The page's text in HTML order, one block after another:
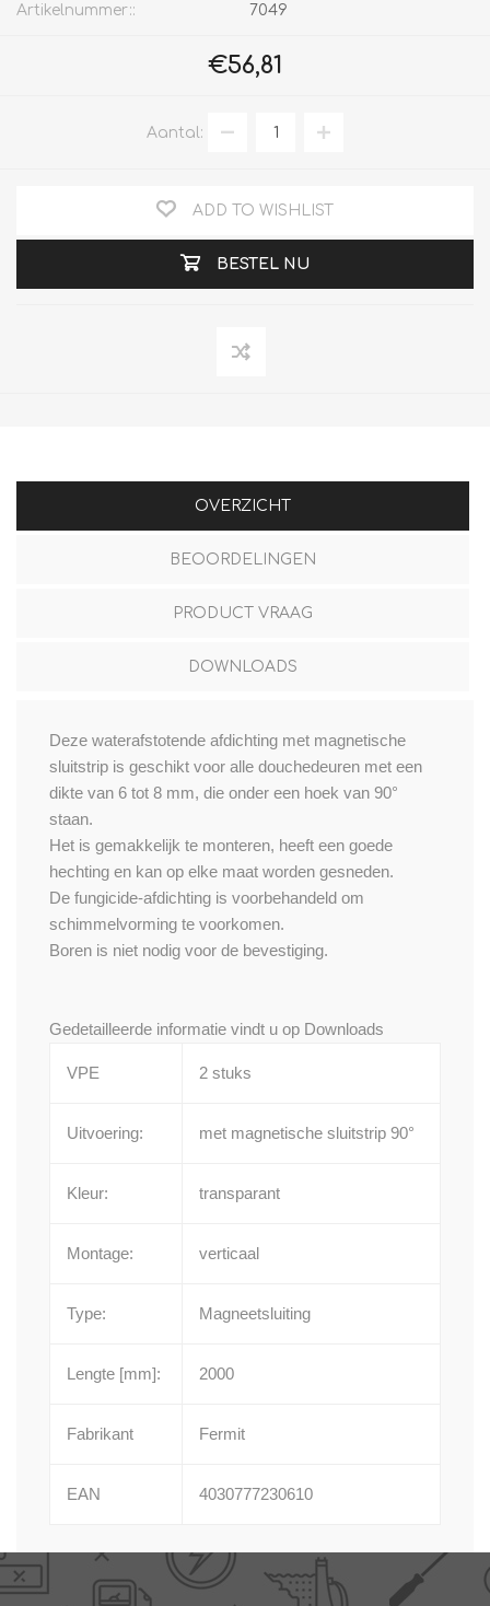
Artikelnummer:: 7049
€56,81
Aantal:
ADD TO WISHLIST
BESTEL NU
OVERZICHT
BEOORDELINGEN
PRODUCT VRAAG
DOWNLOADS
Deze waterafstotende afdichting met magnetische
sluitstrip is geschikt voor alle douchedeuren met een
dikte van 6 tot 8 mm, die onder een hoek van 90°
staan.
Het is gemakkelijk te monteren, heeft een goede
hechting en kan op elke maat worden gesneden.
De fungicide-afdichting is voorbehandeld om
schimmelvorming te voorkomen.
Boren is niet nodig voor de bevestiging.
Gedetailleerde informatie vindt u op Downloads
VPE 2 stuks
Uitvoering: met magnetische sluitstrip 90°
Kleur: transparant
Montage: verticaal
Type: Magneetsluiting
Lengte [mm]: 2000
Fabrikant Fermit
EAN 4030777230610